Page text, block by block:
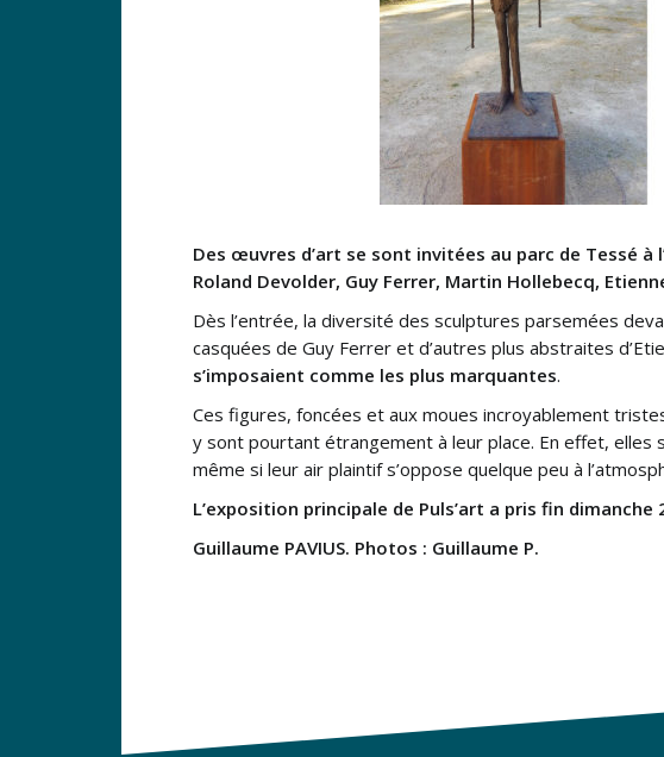
Des œuvres d’art se sont invitées au parc de Tessé
Roland Devolder, Guy Ferrer, Martin Hollebecq,
Dès l’entrée, la diversité des sculptures parsemées
casquées de Guy Ferrer et d’autres plus abstraites
s’imposaient comme les plus marquantes.
Ces figures, foncées et aux moues incroyablement
y sont pourtant étrangement à leur place. En effet,
même si leur air plaintif s’oppose quelque peu à
L’exposition principale de Puls’art a pris fin
Guillaume PAVIUS. Photos : Guillaume P.